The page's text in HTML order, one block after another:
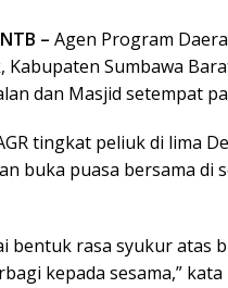
– Agen Program
Sumbawa
dan Masjid setempat
tingkat peliuk di lima
buka puasa bersama di
rasa syukur atas
kepada sesama,” kata